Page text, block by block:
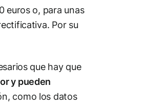
euros o, para unas
Por su
que hay que
y pueden
como los datos